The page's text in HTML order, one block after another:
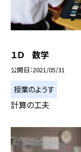
１Ｄ 数学
公開日 2021/05/31
授業のようす
計算の工夫